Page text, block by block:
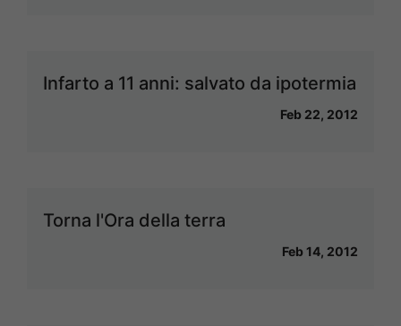
Infarto a 11 anni: salvato da ipotermia
Feb 22, 2012
Torna l'Ora della terra
Feb 14, 2012